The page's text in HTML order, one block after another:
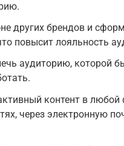
других брендов и
повысит лояльность
аудиторию, которой
контент в
через электронную